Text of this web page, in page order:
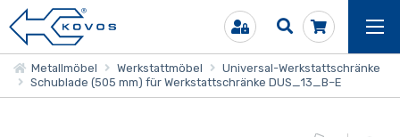
Metallmöbel Werkstattmöbel
Universal-Werkstattschränke
Schublade (505 mm) für Werkstattschränke DUS_13_B–E